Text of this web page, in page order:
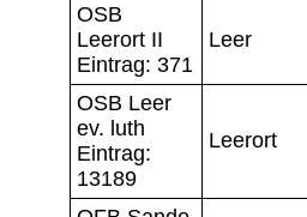
OSB
Leerort II
Eintrag: 371
Leer
OSB Leer
ev. luth
Eintrag:
13189
Leerort